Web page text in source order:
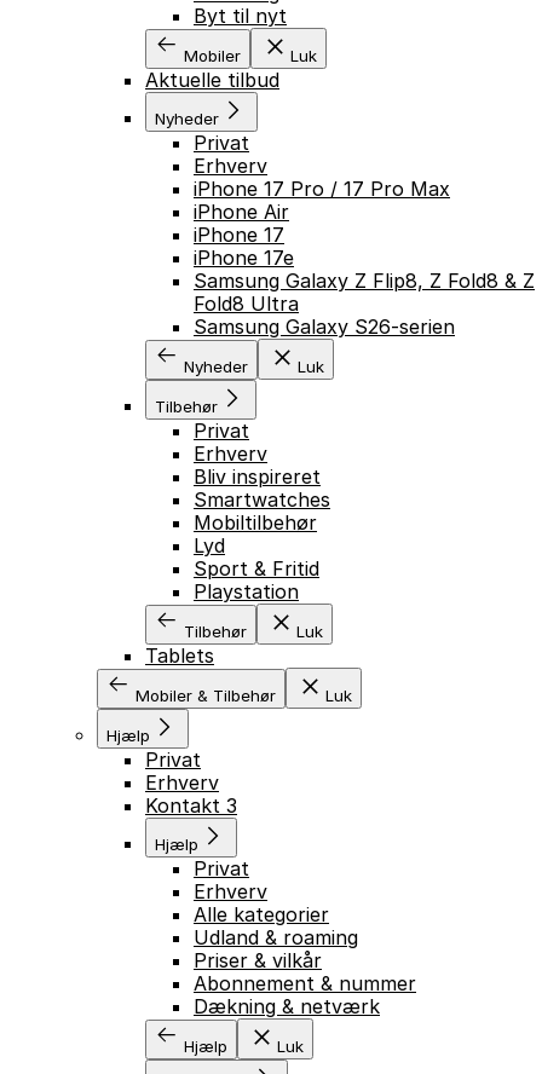
Byt til nyt
Mobiler Luk
Aktuelle tilbud
Nyheder
Privat
Erhverv
iPhone 17 Pro / 17 Pro Max
iPhone Air
iPhone 17
iPhone 17e
Samsung Galaxy Z Flip8, Z Fold8 & Z
Fold8 Ultra
Samsung Galaxy S26-serien
Nyheder Luk
Tilbehør
Privat
Erhverv
Bliv inspireret
Smartwatches
Mobiltilbehør
Lyd
Sport & Fritid
Playstation
Tilbehør Luk
Tablets
Mobiler & Tilbehør Luk
Hjælp
Privat
Erhverv
Kontakt 3
Hjælp
Privat
Erhverv
Alle kategorier
Udland & roaming
Priser & vilkår
Abonnement & nummer
Dækning & netværk
Hjælp Luk